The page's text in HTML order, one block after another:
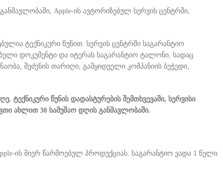
Apple-ის ავტორიზებულ სერვის ცენტრში,
ტექნიკური წუნით. სერვის ცენტრში საგარანტიო
დოკუმენტი და იტერას საგარანტიო ტალონი, სადაც
შეძენის თარიღი, გამყიდველი კომპანიის ბეჭედი,
ტექნიკური წუნის დადასტურების შემთხვევაში, სერვისი
ახლით 30 სამუშაო დღის განმავლობაში.
ის მიერ წარმოებულ პროდუქციას. საგარანტიო ვადა 1 წელი.